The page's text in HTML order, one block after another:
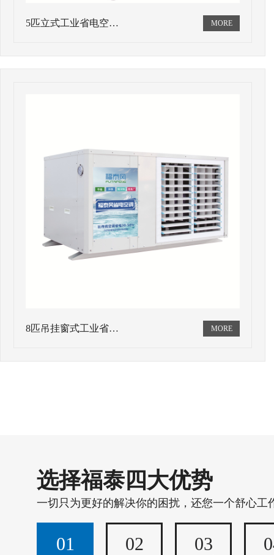
5匹立式工业省电空…
8匹吊挂窗式工业省…
选择福泰四大优势
一切只为更好的解决你的困扰，还您一个舒心工
01 02 03